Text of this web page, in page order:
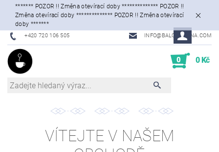
******* POZOR !! Změna otevírací doby ************** POZOR !!
Změna otevírací doby ************** POZOR !! Změna otevírací
doby *******
+420 720 106 505 INFO@BALONKARNA.COM
0 0 Kč
VÍTEJTE V NAŠEM